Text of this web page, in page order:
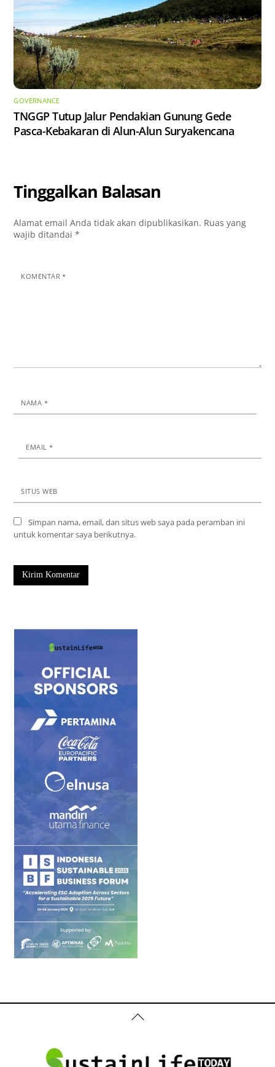
GOVERNANCE
TNGGP Tutup Jalur Pendakian Gunung Gede
Pasca-Kebakaran di Alun-Alun Suryakencana
Tinggalkan Balasan
Alamat email Anda tidak akan dipublikasikan. Ruas yang
wajib ditandai*
KOMENTAR*
NAMA *
EMAIL*
SITUS WEB
Simpan nama, email, dan situs web saya pada peramban ini
untuk komentar saya berikutnya.
Back
To